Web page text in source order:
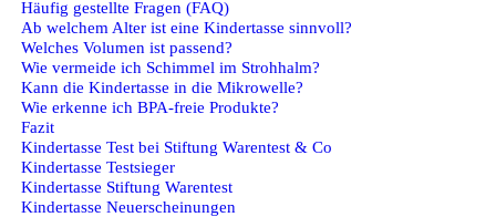
Häufig gestellte Fragen (FAQ)
Ab welchem Alter ist eine Kindertasse sinnvoll?
Welches Volumen ist passend?
Wie vermeide ich Schimmel im Strohhalm?
Kann die Kindertasse in die Mikrowelle?
Wie erkenne ich BPA-freie Produkte?
Fazit
Kindertasse Test bei Stiftung Warentest & Co
Kindertasse Testsieger
Kindertasse Stiftung Warentest
Kindertasse Neuerscheinungen